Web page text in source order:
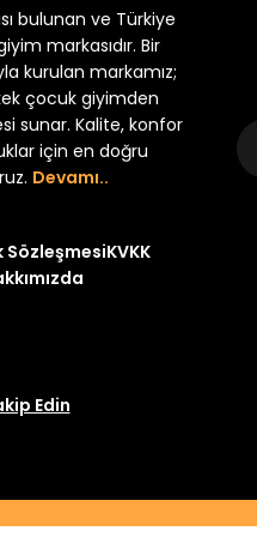
Yeni
₺ 320 ₺ 250
bulunan ve Türkiye
markasıdır. Bir
kurulan markamız;
çocuk giyimden
sunar. Kalite, konfor
için en doğru
Devamı..
SözleşmesiKVKK
Edin